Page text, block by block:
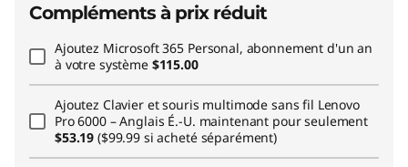
Compléments à prix réduit
Ajoutez Microsoft 365 Personal, abonnement d'un an
à votre système $115.00
Ajoutez Clavier et souris multimode sans fil Lenovo
Pro 6000 – Anglais É.-U. maintenant pour seulement
$53.19($99.99 si acheté séparément)